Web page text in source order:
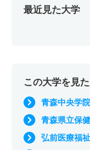
最近見た大学
この大学を見
青森中央学
青森県立保
弘前医療福